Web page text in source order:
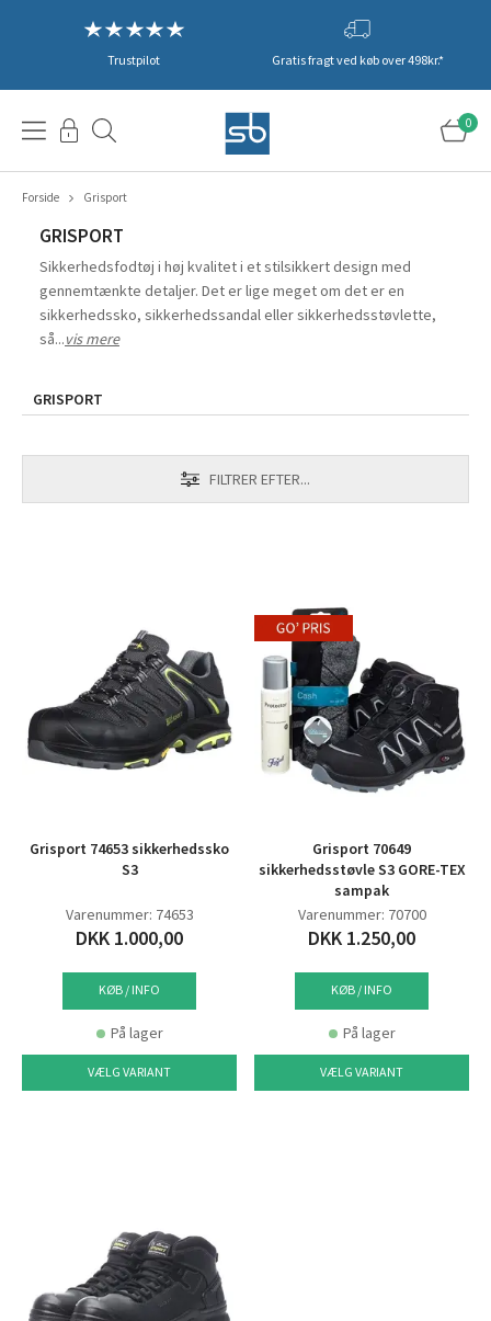
Trustpilot Gratis fragt ved køb over 498kr.*
0
Forside Grisport
GRISPORT
Sikkerhedsfodtøj i høj kvalitet i et stilsikkert design med
gennemtænkte detaljer. Det er lige meget om det er en
sikkerhedssko, sikkerhedssandal eller sikkerhedsstøvlette,
så...vis mere
GRISPORT
FILTRER EFTER...
Grisport 74653 sikkerhedssko
S3
Varenummer: 74653
DKK 1.000,00
KØB / INFO
På lager
VÆLG VARIANT
Grisport 70649
sikkerhedsstøvle S3 GORE-TEX
sampak
Varenummer: 70700
DKK 1.250,00
KØB / INFO
På lager
VÆLG VARIANT